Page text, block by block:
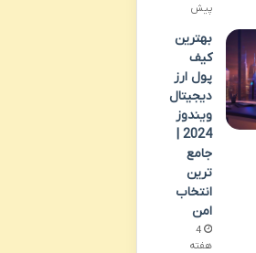
پیش
بهترین
کیف
پول ارز
دیجیتال
ویندوز
2024 |
جامع
ترین
انتخاب
امن
4
هفته